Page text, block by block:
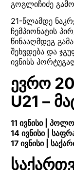
გოგლიჩიძე
21-წლამდე
ჩემპიონატის
წინააღმდეგ
შეხვდება და
ივნისს
ევრო
U21 –
11 ივნისი |
14 ივნისი |
17 ივნისი |